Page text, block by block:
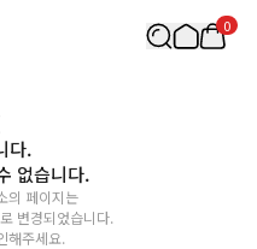
0
다.
없습니다.
의 페이지는
변경되었습니다.
해주세요.